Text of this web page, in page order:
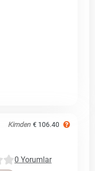
Kimden € 106.40
0 Yorumlar